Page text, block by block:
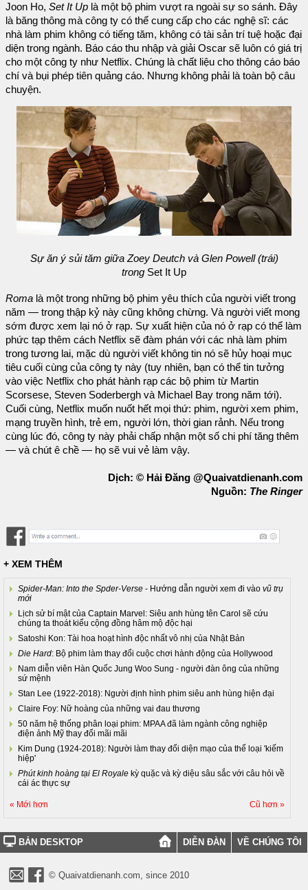
Joon Ho, Set It Up là một bộ phim vượt ra ngoài sự so sánh. Đây
là băng thông mà công ty có thể cung cấp cho các nghệ sĩ: các
nhà làm phim không có tiếng tăm, không có tài sản trí tuệ hoặc đại
diện trong ngành. Báo cáo thu nhập và giải Oscar sẽ luôn có giá trị
cho một công ty như Netflix. Chúng là chất liệu cho thông cáo báo
chí và bụi phép tiên quảng cáo. Nhưng không phải là toàn bộ câu
chuyện.
Sự ăn ý sủi tăm giữa Zoey Deutch và Glen Powell (trái)
trong Set It Up
Roma là một trong những bộ phim yêu thích của người viết trong
năm — trong thập kỷ này cũng không chừng. Và người viết mong
sớm được xem lại nó ở rạp. Sự xuất hiện của nó ở rạp có thể làm
phức tạp thêm cách Netflix sẽ đàm phán với các nhà làm phim
trong tương lai, mặc dù người viết không tin nó sẽ hủy hoại mục
tiêu cuối cùng của công ty này (tuy nhiên, bạn có thể tin tưởng
vào việc Netflix cho phát hành rạp các bộ phim từ Martin
Scorsese, Steven Soderbergh và Michael Bay trong năm tới).
Cuối cùng, Netflix muốn nuốt hết mọi thứ: phim, người xem phim,
mạng truyền hình, trẻ em, người lớn, thời gian rảnh. Nếu trong
cùng lúc đó, công ty này phải chấp nhận một số chi phí tăng thêm
— và chút ê chề — họ sẽ vui vẻ làm vậy.
Dịch: © Hải Đăng @Quaivatdienanh.com
Nguồn: The Ringer
+ XEM THÊM
Spider-Man: Into the Spder-Verse - Hướng dẫn người xem đi vào vũ trụ
mới
Lịch sử bí mật của Captain Marvel: Siêu anh hùng tên Carol sẽ cứu
chúng ta thoát kiểu cộng đồng hâm mộ độc hại
Satoshi Kon: Tài hoa hoạt hình độc nhất vô nhị của Nhật Bản
Die Hard: Bộ phim làm thay đổi cuộc chơi hành động của Hollywood
Nam diễn viên Hàn Quốc Jung Woo Sung - người đàn ông của những
sứ mệnh
Stan Lee (1922-2018): Người định hình phim siêu anh hùng hiện đại
Claire Foy: Nữ hoàng của những vai đau thương
50 năm hệ thống phân loại phim: MPAA đã làm ngành công nghiệp
điện ảnh Mỹ thay đổi mãi mãi
Kim Dung (1924-2018): Người làm thay đổi diện mạo của thể loại 'kiếm
hiệp'
Phút kinh hoàng tại El Royale kỳ quặc và kỳ diệu sâu sắc với câu hỏi về
cái ác thực sự
« Mới hơn Cũ hơn »
BẢN DESKTOP DIỄN ĐÀN VỀ CHÚNG TÔI
© Quaivatdienanh.com, since 2010